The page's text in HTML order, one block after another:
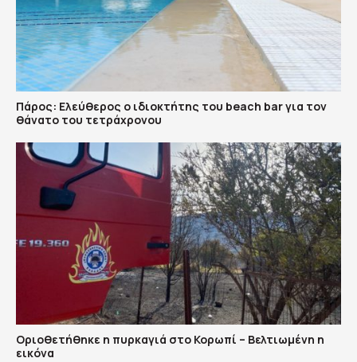
Πάρος: Ελεύθερος ο ιδιοκτήτης του beach bar για τον
θάνατο του τετράχρονου
Οριοθετήθηκε η πυρκαγιά στο Κορωπί – Βελτιωμένη η
εικόνα